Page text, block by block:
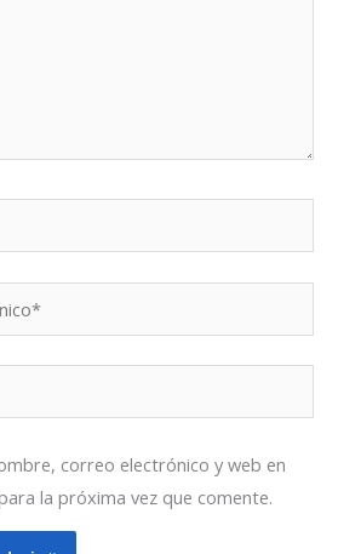
correo electrónico y web en
la próxima vez que comente.